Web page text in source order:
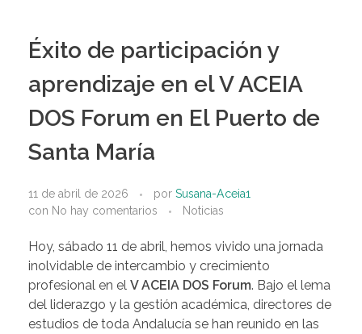
Éxito de participación y
aprendizaje en el V ACEIA
DOS Forum en El Puerto de
Santa María
11 de abril de 2026 por Susana-Aceia1
con No hay comentarios Noticias
Hoy, sábado 11 de abril, hemos vivido una jornada
inolvidable de intercambio y crecimiento
profesional en el V ACEIA DOS Forum. Bajo el lema
del liderazgo y la gestión académica, directores de
estudios de toda Andalucía se han reunido en las